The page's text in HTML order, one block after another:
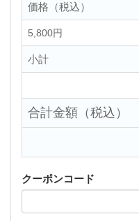
価格（税込）
5,800円
小計
合計金額（税込）
クーポンコード